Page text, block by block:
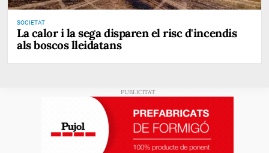
SOCIETAT
La calor i la sega disparen el risc d'incendis
als boscos lleidatans